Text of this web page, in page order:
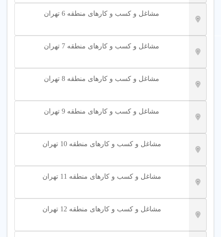
مشاغل و کسب و کارهای منطقه 6 تهران
مشاغل و کسب و کارهای منطقه 7 تهران
مشاغل و کسب و کارهای منطقه 8 تهران
مشاغل و کسب و کارهای منطقه 9 تهران
مشاغل و کسب و کارهای منطقه 10 تهران
مشاغل و کسب و کارهای منطقه 11 تهران
مشاغل و کسب و کارهای منطقه 12 تهران